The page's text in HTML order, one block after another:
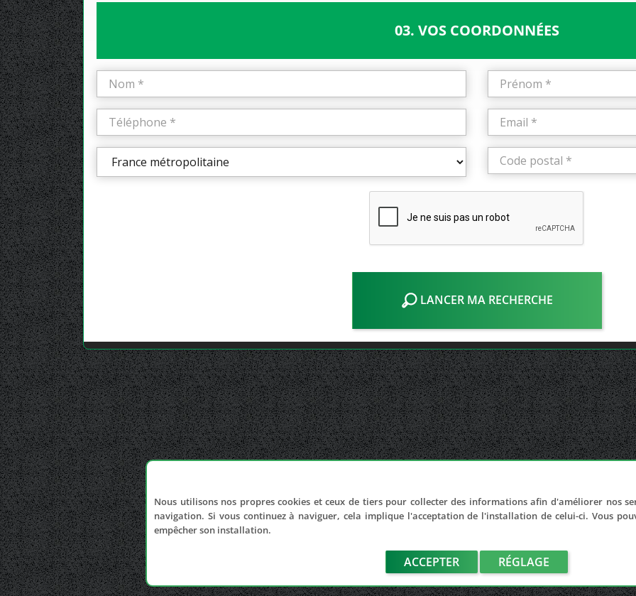
03. VOS COORDONNÉES
LANCER MA RECHERCHE
Nous utilisons nos propres cookies et ceux de tiers pour collecter des informations afin d'améliorer nos
navigation. Si vous continuez à naviguer, cela implique l'acceptation de l'installation de celui-ci. Vous
empêcher son installation.
ACCEPTER RÉGLAGE